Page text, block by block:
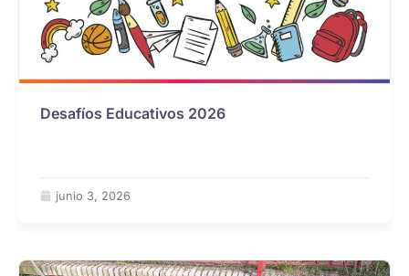
Desafíos Educativos 2026
junio 3, 2026